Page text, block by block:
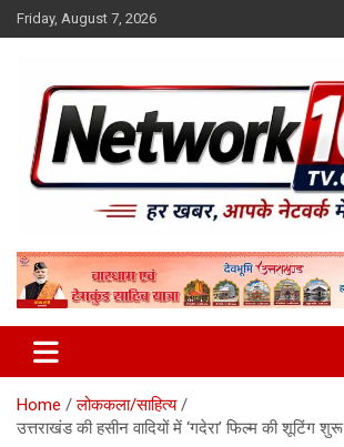
Skip
to
Friday, August 7, 2026
Network10tv
Home
लोककला/साहित्य
उत्तराखंड की हसीन वादियों में ‘गदेरा’ फिल्म की शूटिंग शुरू